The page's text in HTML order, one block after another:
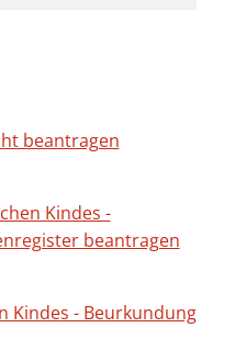
beantragen
Kindes -
beantragen
Kindes - Beurkundung